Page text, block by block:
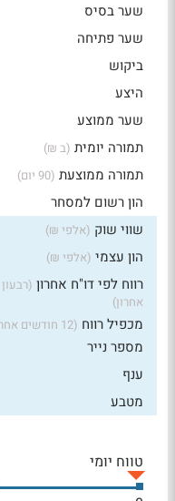
שער בסיס
שער פתיחה
ביקוש
היצע
שער ממוצע
תמורה יומית (ב ₪)
תמורה ממוצעת (90 יום)
הון רשום למסחר
שווי שוק (אלפי ₪)
הון עצמי (אלפי ₪)
רווח לפי דו"ח אחרון (רבעון
אחרון)
מכפיל רווח (12 חודשים אחרונים)
מספר נייר
ענף
מטבע
טווח יומי